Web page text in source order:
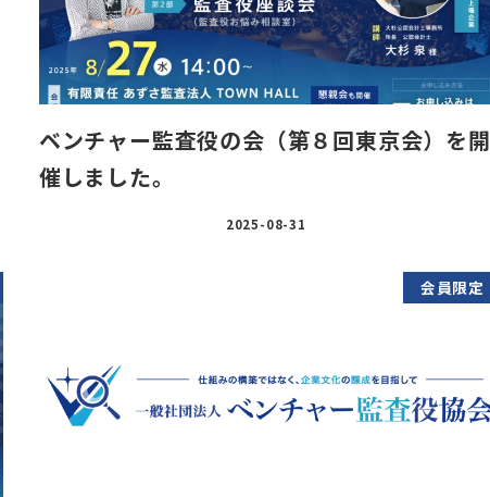
ベンチャー監査役の会（第８回東京会）を開
催しました。
2025-08-31
会員限定